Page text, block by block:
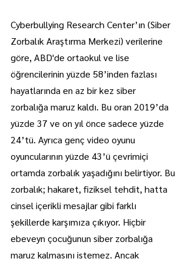
Cyberbullying Research Center’ın (Siber
Zorbalık Araştırma Merkezi) verilerine
göre, ABD'de ortaokul ve lise
öğrencilerinin yüzde 58’inden fazlası
hayatlarında en az bir kez siber
zorbalığa maruz kaldı. Bu oran 2019’da
yüzde 37 ve on yıl önce sadece yüzde
24’tü. Ayrıca genç video oyunu
oyuncularının yüzde 43’ü çevrimiçi
ortamda zorbalık yaşadığını belirtiyor. Bu
zorbalık; hakaret, fiziksel tehdit, hatta
cinsel içerikli mesajlar gibi farklı
şekillerde karşımıza çıkıyor. Hiçbir
ebeveyn çocuğunun siber zorbalığa
maruz kalmasını istemez. Ancak